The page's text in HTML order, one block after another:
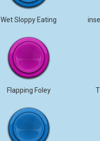
Wet Sloppy Eating
Flapping Foley